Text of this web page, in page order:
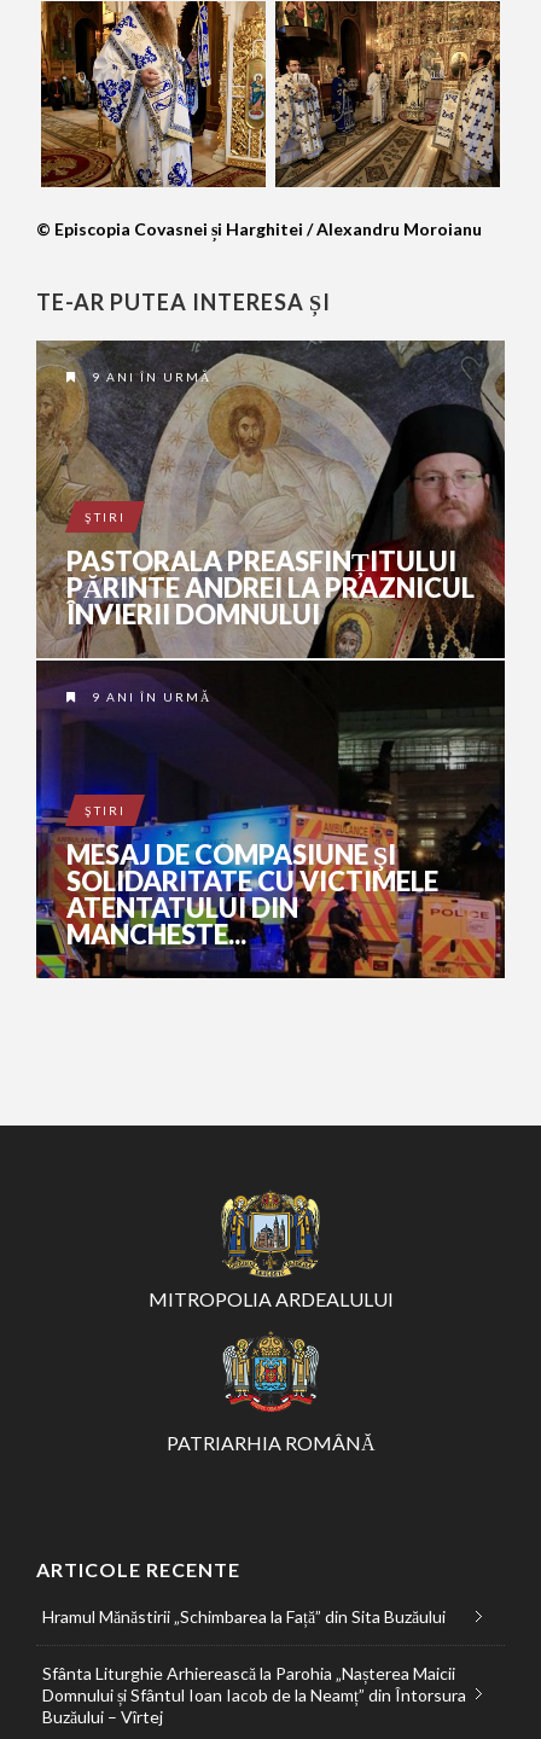
© Episcopia Covasnei și Harghitei / Alexandru Moroianu
TE-AR PUTEA INTERESA ȘI
9 ANI ÎN URMĂ
ŞTIRI
PASTORALA PREASFINȚITULUI
PĂRINTE ANDREI LA PRAZNICUL
ÎNVIERII DOMNULUI
9 ANI ÎN URMĂ
ŞTIRI
MESAJ DE COMPASIUNE ŞI
SOLIDARITATE CU VICTIMELE
ATENTATULUI DIN
MANCHESTE...
MITROPOLIA ARDEALULUI
PATRIARHIA ROMÂNĂ
ARTICOLE RECENTE
Hramul Mănăstirii „Schimbarea la Față” din Sita Buzăului
Sfânta Liturghie Arhierească la Parohia „Nașterea Maicii
Domnului și Sfântul Ioan Iacob de la Neamț” din Întorsura
Buzăului – Vîrtej